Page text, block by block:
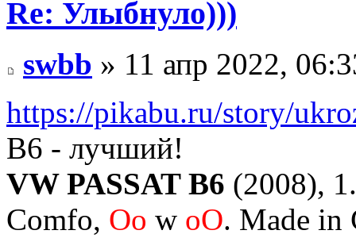
Re: Улыбнуло)))
swbb » 11 апр 2022,
https://pikabu.ru/story/
B6 - лучший!
VW PASSAT B6 (2008),
Comfo, Oo w oO. Made in